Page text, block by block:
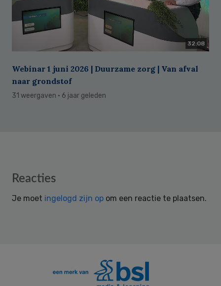
32:08
Webinar 1 juni 2026 | Duurzame zorg | Van afval
naar grondstof
31 weergaven · 6 jaar geleden
Reader
Reacties
Je moet ingelogd zijn op om een reactie te plaatsen.